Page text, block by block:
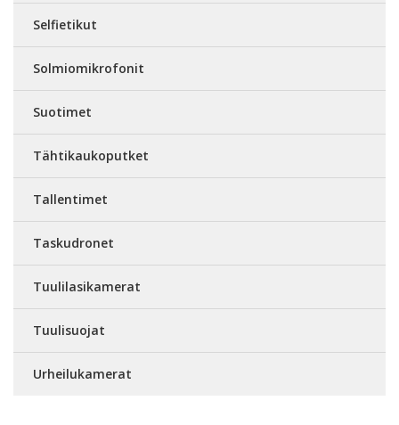
Selfietikut
Solmiomikrofonit
Suotimet
Tähtikaukoputket
Tallentimet
Taskudronet
Tuulilasikamerat
Tuulisuojat
Urheilukamerat